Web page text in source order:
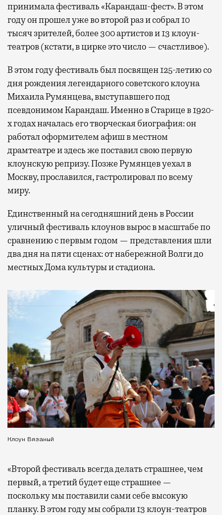
принимала фестиваль «Карандаш-фест». В этом
году он прошел уже во второй раз и собрал 10
тысяч зрителей, более 300 артистов и 13 клоун-
театров (кстати, в цирке это число — счастливое).
В этом году фестиваль был посвящен 125-летию со
дня рождения легендарного советского клоуна
Михаила Румянцева, выступавшего под
псевдонимом Карандаш. Именно в Старице в 1920-
х годах началась его творческая биография: он
работал оформителем афиш в местном
драмтеатре и здесь же поставил свою первую
клоунскую репризу. Позже Румянцев уехал в
Москву, прославился, гастролировал по всему
миру.
Единственный на сегодняшний день в России
уличный фестиваль клоунов вырос в масштабе по
сравнению с первым годом — представления шли
два дня на пяти сценах: от набережной Волги до
местных Дома культуры и стадиона.
Клоун Вязаный
«Второй фестиваль всегда делать страшнее, чем
первый, а третий будет еще страшнее —
поскольку мы поставили сами себе высокую
планку. В этом году мы собрали 13 клоун-театров